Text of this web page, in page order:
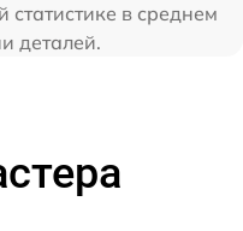
статистике в среднем
деталей.